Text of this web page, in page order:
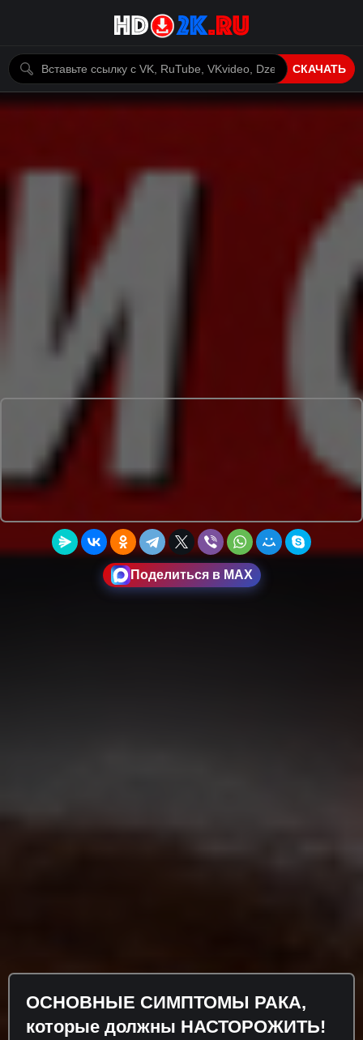
СКАЧАТЬ
Поделиться в MAX
ОСНОВНЫЕ СИМПТОМЫ РАКА,
которые должны НАСТОРОЖИТЬ!